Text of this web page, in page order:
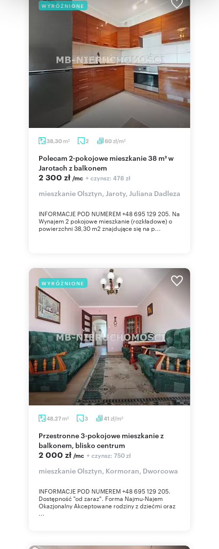
korzystania z ich usług.
WYRÓŻNIONE
38,30 m2 2 60zł/m2
Polecam 2-pokojowe mieszkanie 38 m² w
Jarotach z balkonem
2 300 zł /mc + czynsz: 478 zł
mieszkanie Olsztyn, Jaroty, Juliana Dadleza
INFORMACJE POD NUMEREM +48 695 129 205. Na
Wynajem 2 pokojowe mieszkanie (rozkładowe) o
powierzchni 38,30 m2 znajdujące się na p...
WYRÓŻNIONE
48,27 m2 3 41 zł/m2
Przestronne 3-pokojowe mieszkanie z
balkonem, blisko centrum
2 000 zł /mc + czynsz: 750 zł
mieszkanie Olsztyn, Kormoran, Dworcowa
INFORMACJE POD NUMEREM +48 695 129 205.
Dostępność "od zaraz". Forma Najmu-Najem
Okazjonalny Akceptowane rodziny z dziećmi oraz
...